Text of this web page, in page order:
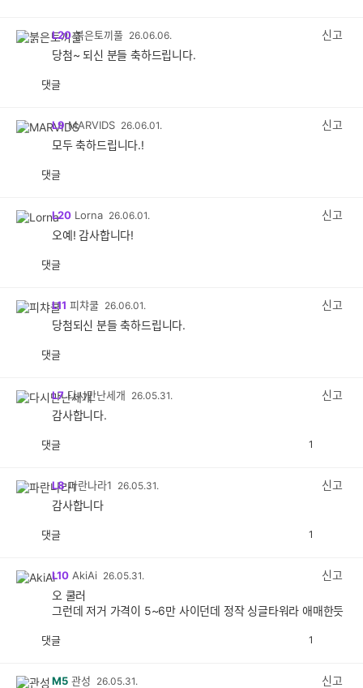
L20 붉은토끼풀 26.06.06.
신고
당첨~ 되신 분들 축하드립니다.
댓글
L9 MARVIDS 26.06.01.
신고
모두 축하드립니다.!
댓글
L20 Lorna 26.06.01.
신고
오예! 감사합니다!
댓글
L11 피챠쿨 26.06.01.
신고
당첨되신 분들 축하드립니다.
댓글
L7 다시만난세개 26.05.31.
신고
감사합니다.
댓글 1
L8 파란나라1 26.05.31.
신고
감사합니다
댓글 1
L10 AkiAi 26.05.31.
신고
오 쿨러
그런데 저거 가격이 5~6만 사이던데 정작 싱글타워라 애매한듯
댓글 1
M5 관성 26.05.31.
신고